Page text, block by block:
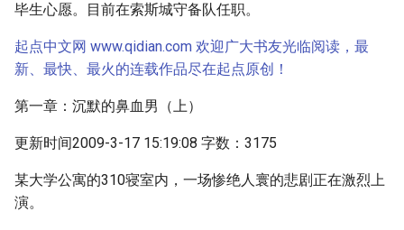
毕生心愿。目前在索斯城守备队任职。
起点中文网 www.qidian.com 欢迎广大书友光临阅读，最
新、最快、最火的连载作品尽在起点原创！
第一章：沉默的鼻血男（上）
更新时间2009-3-17 15:19:08 字数：3175
某大学公寓的310寝室内，一场惨绝人寰的悲剧正在激烈上
演。